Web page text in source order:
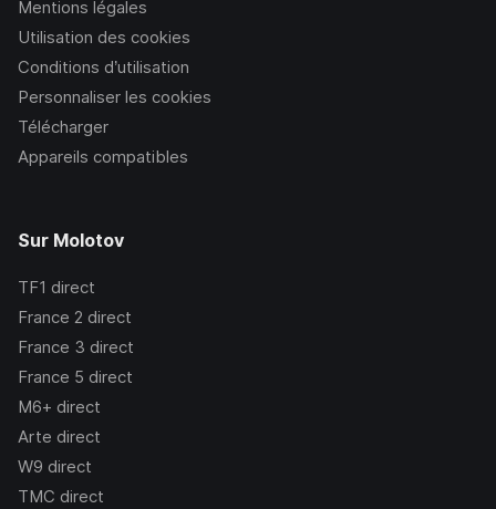
Mentions légales
Utilisation des cookies
Conditions d’utilisation
Personnaliser les cookies
Télécharger
Appareils compatibles
Sur Molotov
TF1 direct
France 2 direct
France 3 direct
France 5 direct
M6+ direct
Arte direct
W9 direct
TMC direct